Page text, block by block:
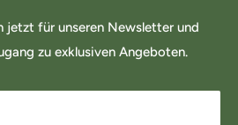
jetzt für unseren Newsletter und
zu exklusiven Angeboten.